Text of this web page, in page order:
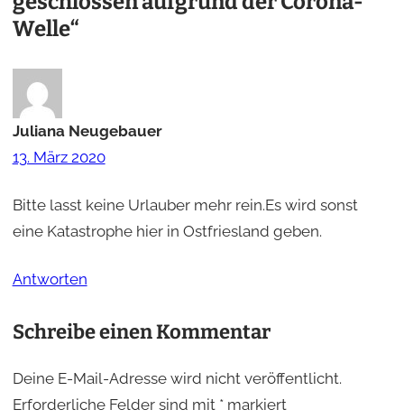
Welle“
Juliana Neugebauer
13. März 2020
Bitte lasst keine Urlauber mehr rein.Es wird sonst
eine Katastrophe hier in Ostfriesland geben.
Antworten
Schreibe einen Kommentar
Deine E-Mail-Adresse wird nicht veröffentlicht.
Erforderliche Felder sind mit *markiert